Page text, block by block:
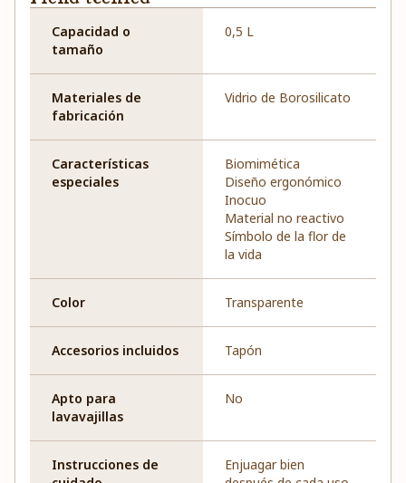
Capacidad o
tamaño
0,5 L
Materiales de
fabricación
Vidrio de Borosilicato
Características
especiales
Biomimética
Diseño ergonómico
Inocuo
Material no reactivo
Símbolo de la flor de
la vida
Color Transparente
Accesorios incluidos Tapón
Apto para
lavavajillas
No
Instrucciones de
Enjuagar bien